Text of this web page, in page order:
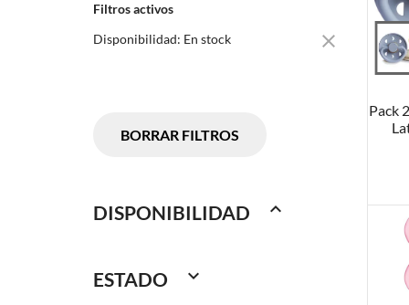
Pack
Filtros activos
Disponibilidad: En stock

BORRAR FILTROS
DISPONIBILIDAD 
ESTADO 